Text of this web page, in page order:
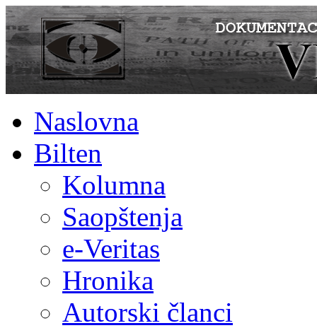
Naslovna
Bilten
Kolumna
Saopštenja
e-Veritas
Hronika
Autorski članci